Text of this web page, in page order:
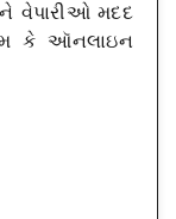
વેપારીઓ મદદ
કે ઑનલાઇન